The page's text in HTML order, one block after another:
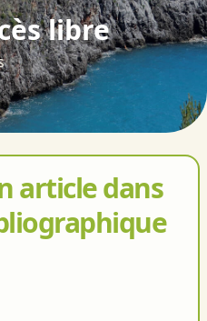
libre
article dans